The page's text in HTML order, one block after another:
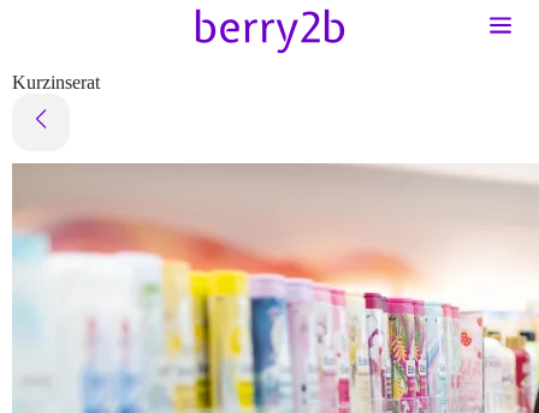
Kurzinserat